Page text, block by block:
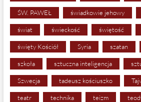
ŚW. PAWEŁ świadkowie jehowy
świat świeckość świętość
święty Kościół Syria szatan
szkoła sztuczna inteligencja
Szwecja tadeusz kościuszko
teatr technika teizm